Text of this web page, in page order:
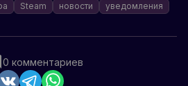
Steam новости уведомления
0 комментариев